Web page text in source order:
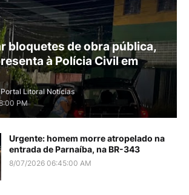
bloquetes de obra pública,
à Polícia Civil em
Portal Litoral Notícias
PM
Urgente: homem morre atropelado na
entrada de Parnaíba, na BR-343
8/07/2026 06:45:00 AM